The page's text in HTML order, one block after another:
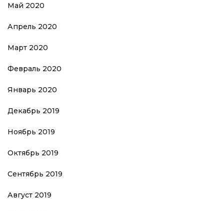
Май 2020
Апрель 2020
Март 2020
Февраль 2020
Январь 2020
Декабрь 2019
Ноябрь 2019
Октябрь 2019
Сентябрь 2019
Август 2019